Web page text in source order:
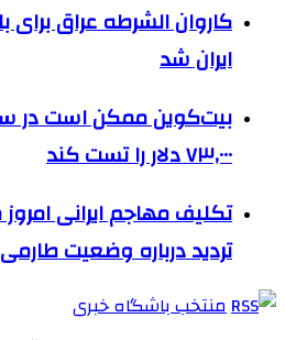
کاروان الشرطه عراق برای
ایران شد
۷۳,۰۰۰ دلار را تست کند
تکلیف مهاجم ایرانی
تردید درباره وضعیت طارمی
منتخب باشگاه خبری